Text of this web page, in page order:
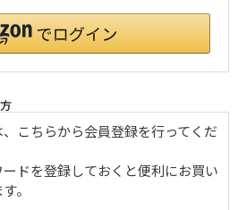
こちらから会員登録を行ってくだ
ドを登録しておくと便利にお買い
。